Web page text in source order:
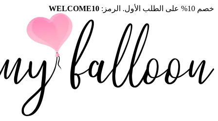
خصم 10% على الطلب الأول. الرمز: WELCOME10